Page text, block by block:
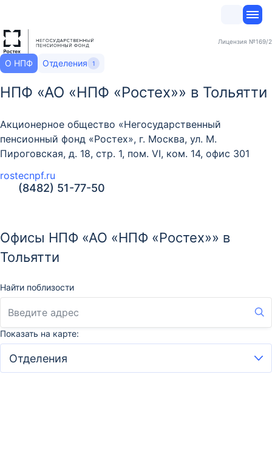
Лицензия №169/2
О НПФ Отделения 1
НПФ «АО «НПФ «Ростех»» в Тольятти
Акционерное общество «Негосударственный
пенсионный фонд «Ростех», г. Москва, ул. М.
Пироговская, д. 18, стр. 1, пом. VI, ком. 14, офис 301
rostecnpf.ru
(8482) 51-77-50
Офисы НПФ «АО «НПФ «Ростех»» в
Тольятти
Найти поблизости
Показать на карте: